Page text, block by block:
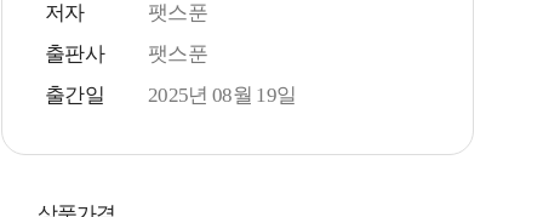
저자
팻스푼
출판사
팻스푼
출간일
2025년 08월 19일